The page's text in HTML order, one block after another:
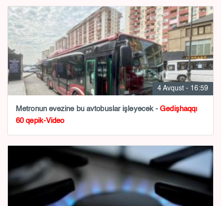
4 Avqust - 16:59
Metronun əvəzinə bu avtobuslar işləyəcək -Gedişhaqqı
60 qəpik-Video